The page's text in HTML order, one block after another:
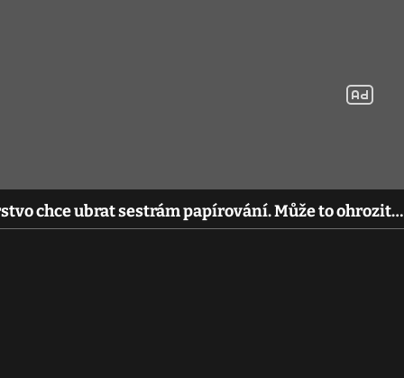
chce ubrat sestrám papírování. Může to ohrozit…